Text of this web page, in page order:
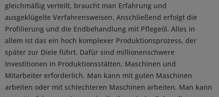
gleichmäßig verteilt, braucht man Erfahrung und
ausgeklügelte Verfahrensweisen. Anschließend erfolgt die
Profilierung und die Endbehandlung mit Pflegeöl. Alles in
allem ist das ein hoch komplexer Produktionsprozess, der
später zur Diele führt. Dafür sind millionenschwere
Investitionen in Produktionsstätten, Maschinen und
Mitarbeiter erforderlich. Man kann mit guten Maschinen
arbeiten oder mit schlechteren Maschinen arbeiten. Man kann